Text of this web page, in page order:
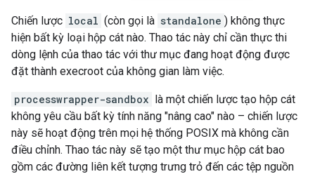
Chiến lược local (còn gọi là standalone ) không thực
hiện bất kỳ loại hộp cát nào. Thao tác này chỉ cần thực thi
dòng lệnh của thao tác với thư mục đang hoạt động được
đặt thành execroot của không gian làm việc.
processwrapper-sandbox là một chiến lược tạo hộp cát
không yêu cầu bất kỳ tính năng "nâng cao" nào – chiến lược
này sẽ hoạt động trên mọi hệ thống POSIX mà không cần
điều chỉnh. Thao tác này sẽ tạo một thư mục hộp cát bao
gồm các đường liên kết tượng trưng trỏ đến các tệp nguồn